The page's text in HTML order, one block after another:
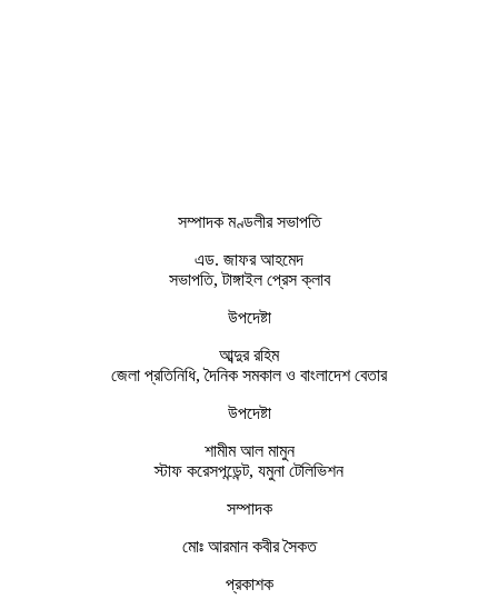
সম্পাদক মণ্ডলীর সভাপতি
এড. জাফর আহমেদ
সভাপতি, টাঙ্গাইল প্রেস ক্লাব
উপদেষ্টা
আব্দুর রহিম
জেলা প্রতিনিধি, দৈনিক সমকাল ও বাংলাদেশ বেতার
উপদেষ্টা
শামীম আল মামুন
স্টাফ করেসপন্ডেন্ট, যমুনা টেলিভিশন
সম্পাদক
মোঃ আরমান কবীর সৈকত
প্রকাশক